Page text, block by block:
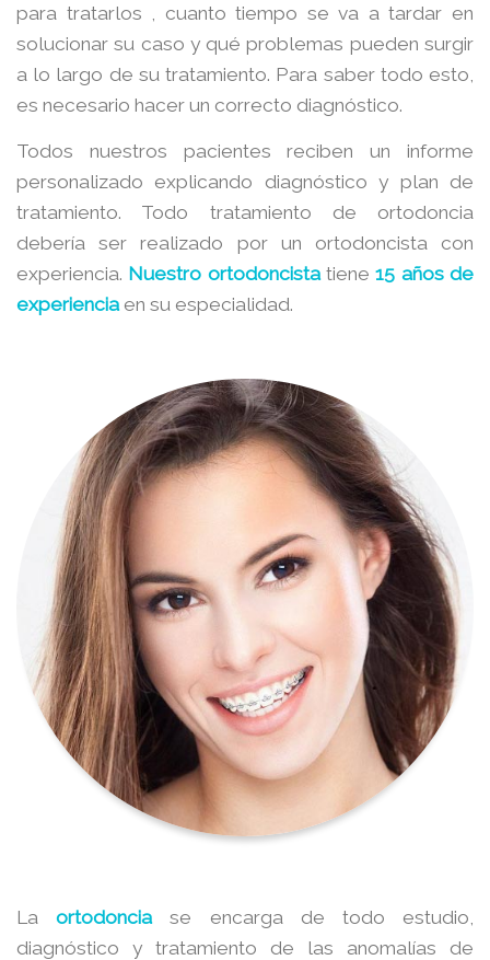
para tratarlos , cuanto tiempo se va a tardar en
solucionar su caso y qué problemas pueden surgir
a lo largo de su tratamiento. Para saber todo esto,
es necesario hacer un correcto diagnóstico.
Todos nuestros pacientes reciben un informe
personalizado explicando diagnóstico y plan de
tratamiento. Todo tratamiento de ortodoncia
debería ser realizado por un ortodoncista con
experiencia. Nuestro ortodoncistatiene15 años de
experienciaen su especialidad.
Laortodonciase encarga de todo estudio,
diagnóstico y tratamiento de las anomalías de